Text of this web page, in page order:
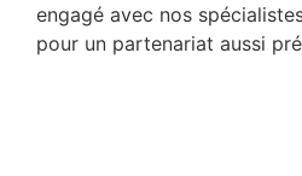
engagé avec nos
pour un partenariat aussi